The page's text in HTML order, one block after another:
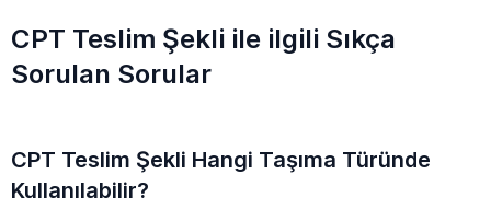
CPT Teslim Şekli ile ilgili Sıkça
Sorulan Sorular
CPT Teslim Şekli Hangi Taşıma Türünde
Kullanılabilir?